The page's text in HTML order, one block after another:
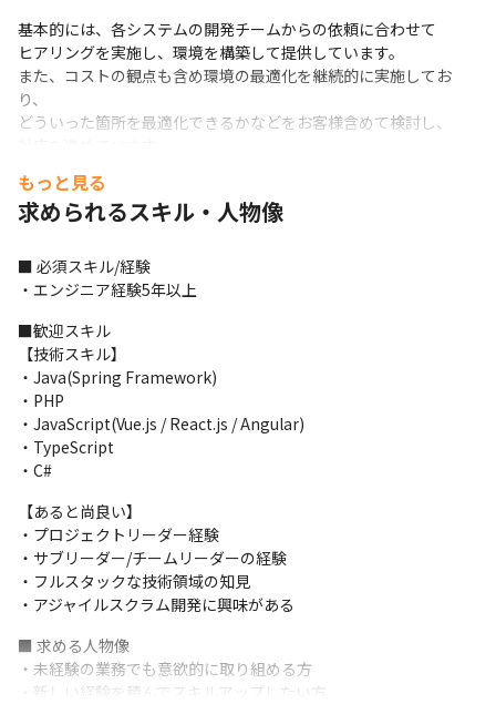
基本的には、各システムの開発チームからの依頼に合わせて
ヒアリングを実施し、環境を構築して提供しています。
また、コストの観点も含め環境の最適化を継続的に実施してお
り、
どういった箇所を最適化できるかなどをお客様含めて検討し、
■この仕事の面白み、魅力
- ミッション成功の為に開発・管理・チーム体制など、自由に選
- 売り上げは営業が管理しているため、エンジニアは管理・開発
に集中できる環境です
- 複数の案件に横断的に関わることで、専門領域にとらわれず、幅
広い技術や知識を習得することができます
■案件事例
モダンな環境で、アジャイル開発を中心に上流から下流まで一貫
して対応いただきます。
- 大手小売事業者様向け、生成AIを用いた業務支援ツール開発
・開発環境・言語等：AWS/Python/Node.js/Git/Github/slack
・関与フェーズ：コンサルティング・要件定義～開発・テスト
・PJ人数：3名程度
・開発手法：アジャイル／スクラム
- 大手インターネット事業者向けWEBサービス開発支援
・開発環境・言語等：C#/Typescript/React.js/Angular.js/AWS
・関与フェーズ：要件定義〜開発・テスト
・PJ人数：5名程度
・開発手法：アジャイル
もっと見る
求められるスキル・人物像
■ 必須スキル/経験
・エンジニア経験5年以上
■歓迎スキル
【技術スキル】
・Java(Spring Framework)
・PHP
・JavaScript(Vue.js / React.js / Angular)
・TypeScript
・C#
【あると尚良い】
・プロジェクトリーダー経験
・サブリーダー/チームリーダーの経験
・フルスタックな技術領域の知見
・アジャイルスクラム開発に興味がある
■ 求める人物像
・未経験の業務でも意欲的に取り組める方
・新しい経験を積んでスキルアップしたい方